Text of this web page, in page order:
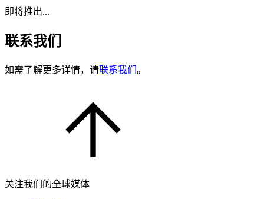
即将推出...
联系我们
如需了解更多详情，请联系我们 。
关注我们的全球媒体